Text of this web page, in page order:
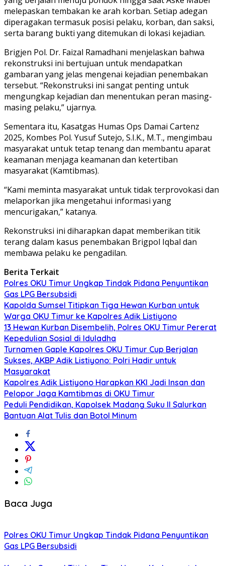
melepaskan tembakan ke arah korban. Setiap adegan
diperagakan termasuk posisi pelaku, korban, dan saksi,
serta barang bukti yang ditemukan di lokasi kejadian.
Brigjen Pol. Dr. Faizal Ramadhani menjelaskan bahwa
rekonstruksi ini bertujuan untuk mendapatkan
gambaran yang jelas mengenai kejadian penembakan
tersebut. “Rekonstruksi ini sangat penting untuk
mengungkap kejadian dan menentukan peran masing-
masing pelaku,” ujarnya.
Sementara itu, Kasatgas Humas Ops Damai Cartenz
2025, Kombes Pol. Yusuf Sutejo, S.I.K., M.T., mengimbau
masyarakat untuk tetap tenang dan membantu aparat
keamanan menjaga keamanan dan ketertiban
masyarakat (Kamtibmas).
“Kami meminta masyarakat untuk tidak terprovokasi dan
melaporkan jika mengetahui informasi yang
mencurigakan,” katanya.
Rekonstruksi ini diharapkan dapat memberikan titik
terang dalam kasus penembakan Brigpol Iqbal dan
membawa pelaku ke pengadilan.
Berita Terkait
Polres OKU Timur Ungkap Tindak Pidana Penyuntikan
Gas LPG Bersubsidi
Kapolda Sumsel Titipkan Tiga Hewan Kurban untuk
Warga OKU Timur ke Kapolres Adik Listiyono
13 Hewan Kurban Disembelih, Polres OKU Timur Pererat
Kepedulian Sosial di Iduladha
Turnamen Gaple Kapolres OKU Timur Cup Berjalan
Sukses, AKBP Adik Listiyono: Polri Hadir untuk
Masyarakat
Kapolres Adik Listiyono Harapkan KKI Jadi Insan dan
Pelopor Jaga Kamtibmas di OKU Timur
Peduli Pendidikan, Kapolsek Madang Suku II Salurkan
Bantuan Alat Tulis dan Botol Minum
Baca Juga
Polres OKU Timur Ungkap Tindak Pidana Penyuntikan
Gas LPG Bersubsidi